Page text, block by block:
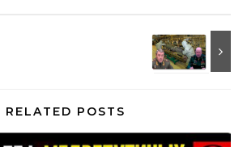
RELATED POSTS